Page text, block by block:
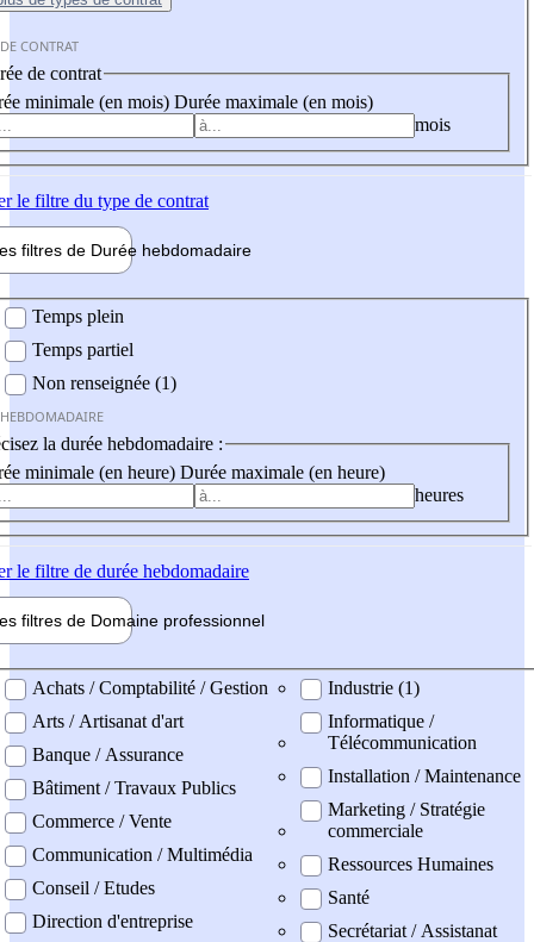
CONTRAT
de contrat
minimale (en mois) Durée maximale (en mois)
mois
le filtre du type de contrat
filtres de Durée hebdomadaire
Temps plein
Temps partiel
Non renseignée (1)
la durée hebdomadaire :
minimale (en heure) Durée maximale (en heure)
heures
le filtre de durée hebdomadaire
filtres de Domaine professionnel
professionel
Achats / Comptabilité / Gestion
Arts / Artisanat d'art
Banque / Assurance
Bâtiment / Travaux Publics
Commerce / Vente
Communication / Multimédia
Conseil / Etudes
Direction d'entreprise
Industrie (1)
Informatique /
Télécommunication
Installation / Maintenance
Marketing / Stratégie
commerciale
Ressources Humaines
Santé
Secrétariat / Assistanat